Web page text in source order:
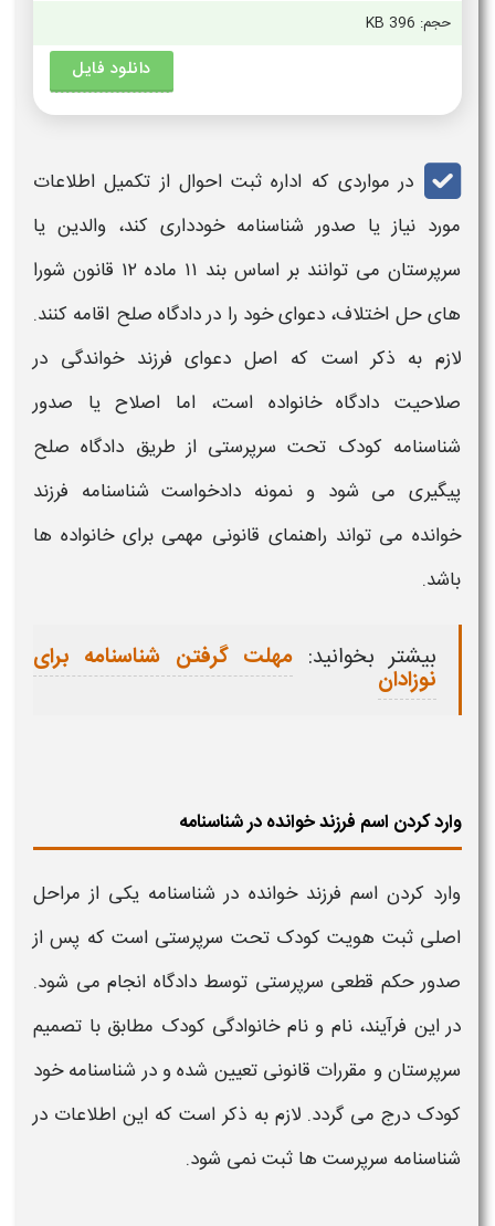
حجم: 396 KB
دانلود فایل
در مواردی که اداره ثبت احوال از تکمیل اطلاعات
مورد نیاز یا صدور شناسنامهخودداری کند، والدین یا
سرپرستان می‌ توانند بر اساس بند ۱۱ ماده ۱۲ قانون شورا
های حل اختلاف، دعوای خود را در دادگاه صلح اقامه کنند.
لازم به ذکر است که اصل دعوای فرزند خواندگی در
صلاحیت دادگاه خانواده است، اما اصلاح یا صدور
شناسنامه کودک تحت سرپرستی از طریق دادگاه صلح
پیگیری می‌ شود و نمونه دادخواست شناسنامه فرزند
خوانده می‌ تواند راهنمای قانونی مهمی برای خانواده‌ ها
باشد.
بیشتر بخوانید: مهلت گرفتن شناسنامه برای
نوزادان
وارد کردن اسم فرزند خوانده در شناسنامه
وارد کردن اسم فرزند خوانده در شناسنامه یکی از مراحل
اصلی ثبت هویت کودک تحت سرپرستی است که پس از
صدور حکم قطعی سرپرستی توسط دادگاه انجام می‌ شود.
در این فرآیند، نام و نام خانوادگی کودک مطابق با تصمیم
سرپرستان و مقررات قانونی تعیین شده و در شناسنامهخود
کودک درج می‌ گردد. لازم به ذکر است که این اطلاعات در
شناسنامه سرپرست‌ ها ثبت نمی‌ شود.